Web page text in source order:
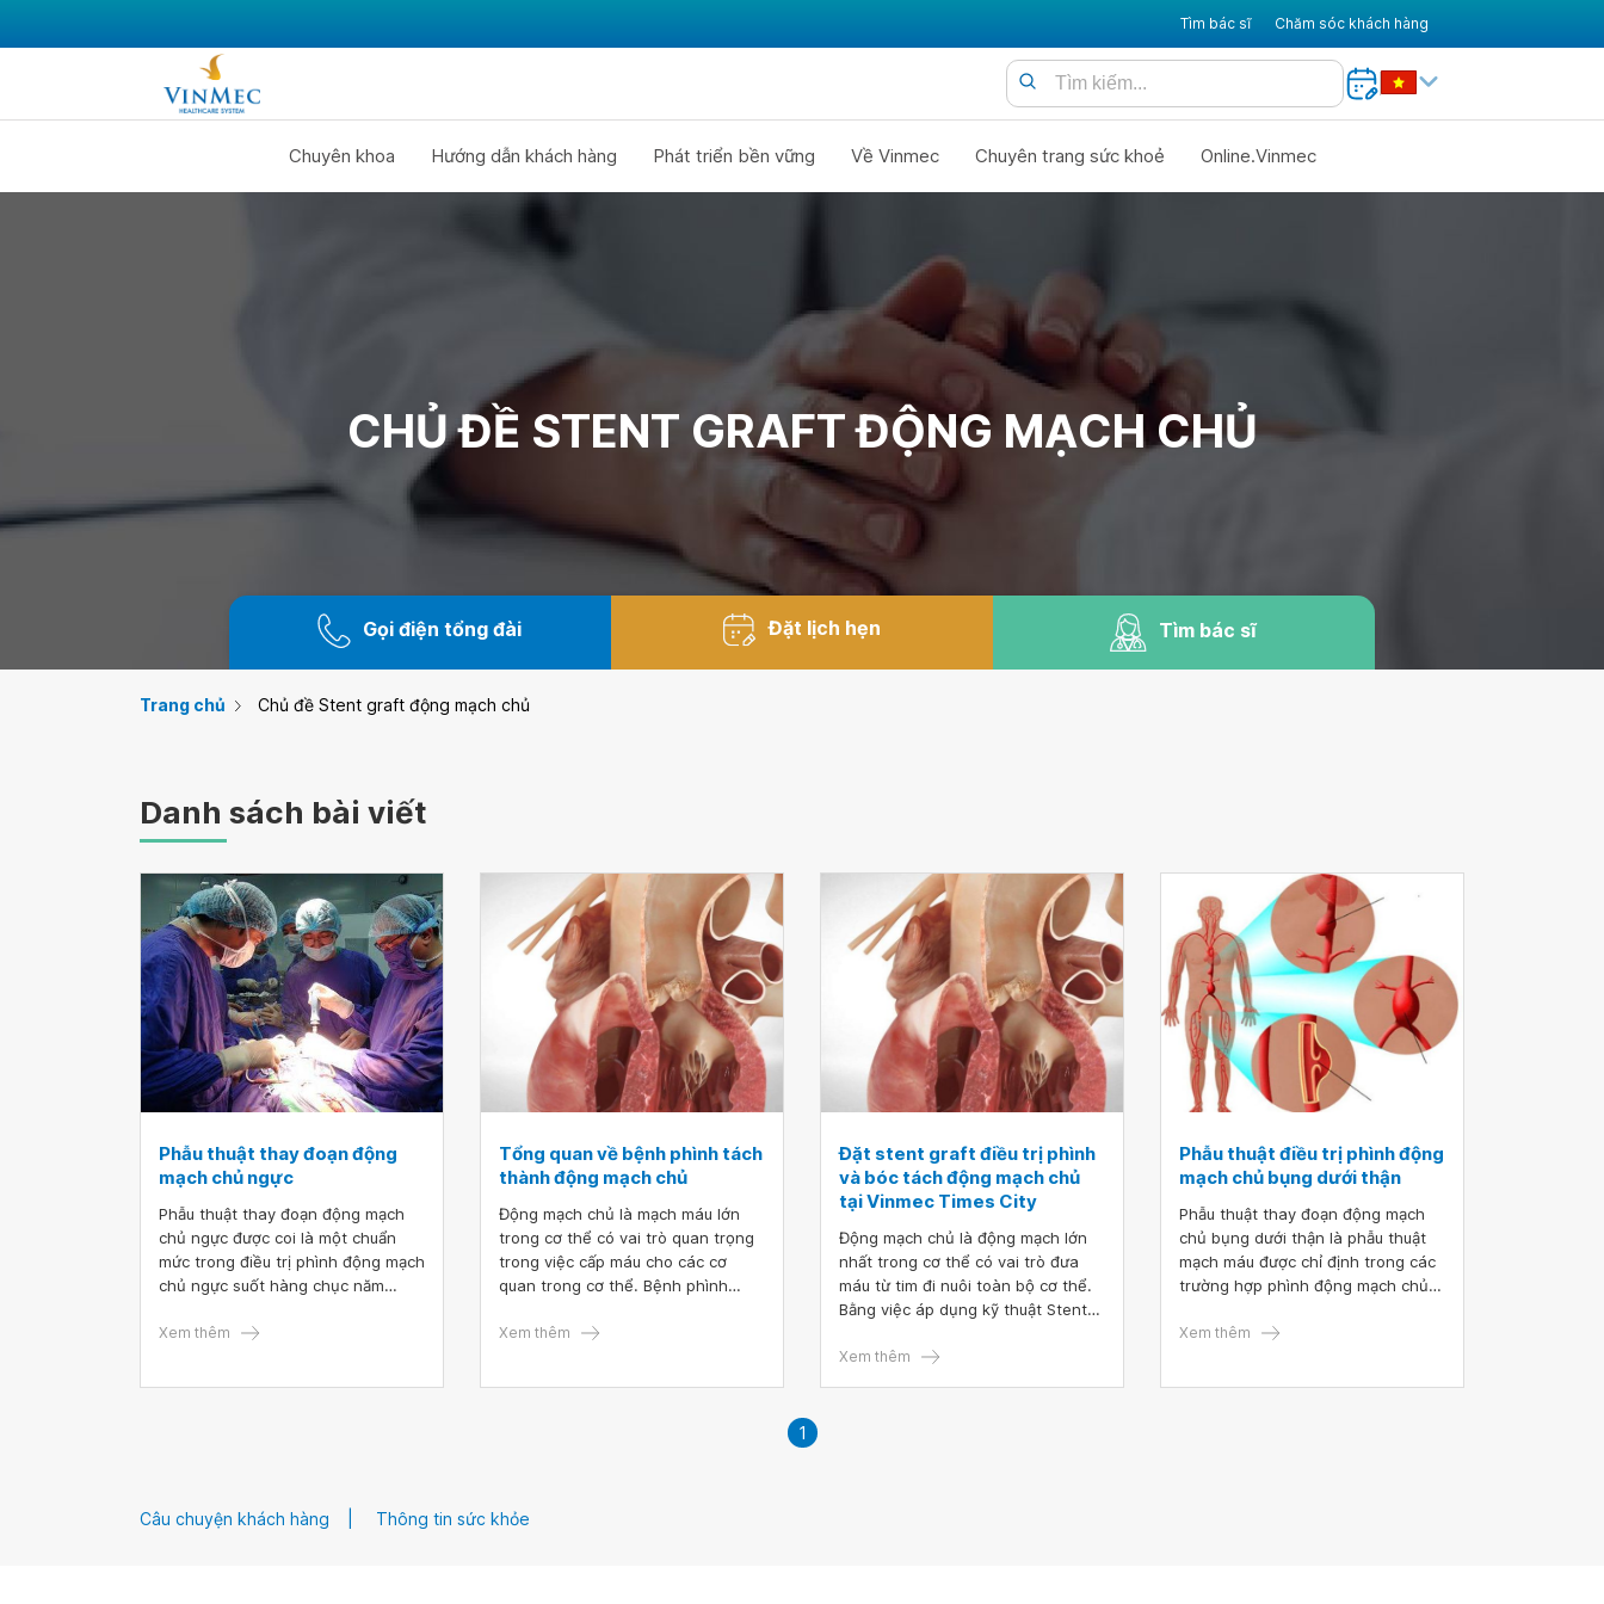
Tìm bác sĩ Chăm sóc khách hàng
Chuyên khoa Hướng dẫn khách hàng Phát triển bền vững Về Vinmec Chuyên trang sức khoẻ Online.Vinmec
CHỦ ĐỀ STENT GRAFT ĐỘNG MẠCH CHỦ
Gọi điện tổng đài Đặt lịch hẹn Tìm bác sĩ
Trang chủ Chủ đề Stent graft động mạch chủ
Danh sách bài viết
Phẫu thuật thay đoạn động
mạch chủ ngực
Phẫu thuật thay đoạn động mạch
chủ ngực được coi là một chuẩn
mức trong điều trị phình động mạch
chủ ngực suốt hàng chục năm
này dần được thay thế bằng những
Xem thêm
Tổng quan về bệnh phình tách
thành động mạch chủ
Động mạch chủ là mạch máu lớn
trong cơ thể có vai trò quan trọng
trong việc cấp máu cho các cơ
quan trong cơ thể. Bệnh phình
nguy hiểm có nguy cơ vỡ mạch dẫn
Xem thêm
Đặt stent graft điều trị phình
và bóc tách động mạch chủ
tại Vinmec Times City
Động mạch chủ là động mạch lớn
nhất trong cơ thể có vai trò đưa
máu từ tim đi nuôi toàn bộ cơ thể.
Bằng việc áp dụng kỹ thuật Stent
mạch chủ là bước đột phá của nền
Xem thêm
Phẫu thuật điều trị phình động
mạch chủ bụng dưới thận
Phẫu thuật thay đoạn động mạch
chủ bụng dưới thận là phẫu thuật
mạch máu được chỉ định trong các
trường hợp phình động mạch chủ
chủ bụng dưới thận.
Xem thêm
1
Câu chuyện khách hàng Thông tin sức khỏe